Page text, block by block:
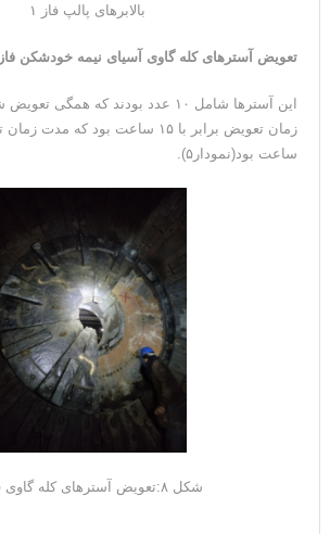
بالابرهای پالپ فاز ۱
تعویض آسترهای کله گاوی آسیای نیمه خودشکن فاز ۱
ساعت بود(نمودار۵).
شکل ۸:تعویض آسترهای کله گاوی فاز ۱